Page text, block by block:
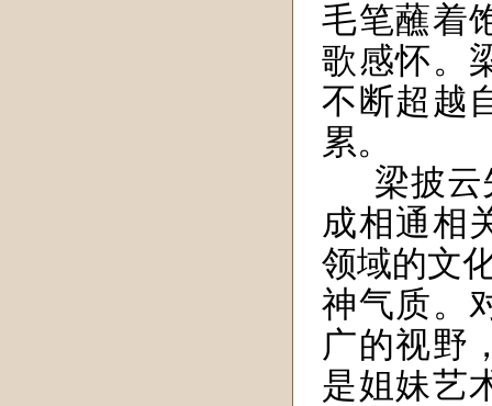
毛笔蘸着
歌感怀。
不断超越
累。
梁披
成相通相
领域的文
神气质。
广的视野
是姐妹艺